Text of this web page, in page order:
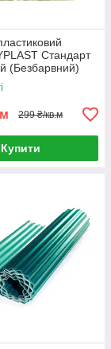
Стандарт
(Безбарвний)
299 ₴/кв.м
Купити